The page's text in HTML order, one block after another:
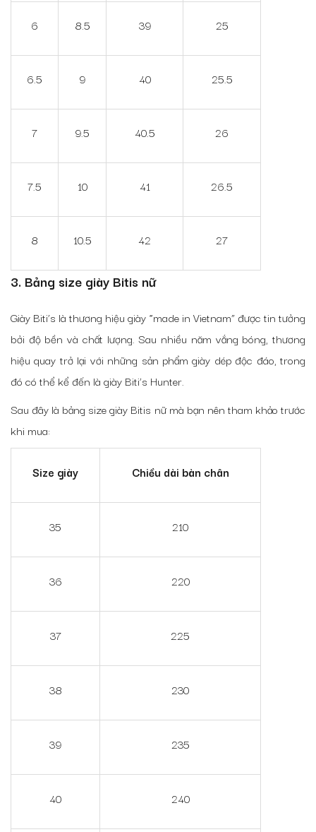
6 8.5 39 25
6.5 9 40 25.5
7 9.5 40.5 26
7.5 10 41 26.5
8 10.5 42 27
3. Bảng size giày Bitis nữ
Giày Biti’s là thương hiệu giày “made in Vietnam” được tin tưởng
bởi độ bền và chất lượng. Sau nhiều năm vắng bóng, thương
hiệu quay trở lại với những sản phẩm giày dép độc đáo, trong
đó có thể kể đến là giày Biti’s Hunter.
Sau đây là bảng size giày Bitis nữ mà bạn nên tham khảo trước
khi mua:
Size giày Chiều dài bàn chân
35 210
36 220
37 225
38 230
39 235
40 240